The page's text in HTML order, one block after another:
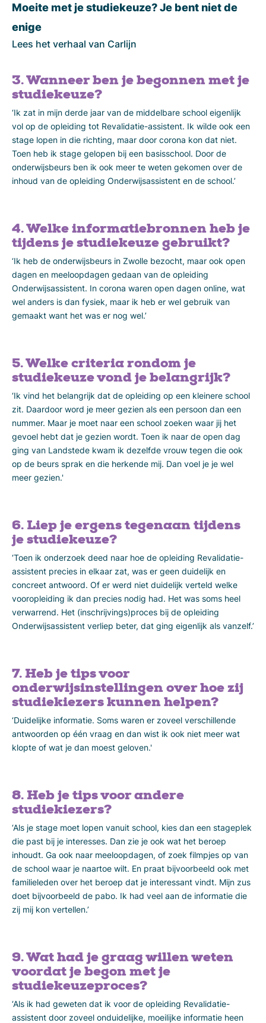
Moeite met je studiekeuze? Je bent niet de
enige
Lees het verhaal van Carlijn
3. Wanneer ben je begonnen met je
studiekeuze?
‘Ik zat in mijn derde jaar van de middelbare school eigenlijk
vol op de opleiding tot Revalidatie-assistent. Ik wilde ook een
stage lopen in die richting, maar door corona kon dat niet.
Toen heb ik stage gelopen bij een basisschool. Door de
onderwijsbeurs ben ik ook meer te weten gekomen over de
inhoud van de opleiding Onderwijsassistent en de school.’
4. Welke informatiebronnen heb je
tijdens je studiekeuze gebruikt?
‘Ik heb de onderwijsbeurs in Zwolle bezocht, maar ook open
dagen en meeloopdagen gedaan van de opleiding
Onderwijsassistent. In corona waren open dagen online, wat
wel anders is dan fysiek, maar ik heb er wel gebruik van
gemaakt want het was er nog wel.’
5. Welke criteria rondom je
studiekeuze vond je belangrijk?
‘Ik vind het belangrijk dat de opleiding op een kleinere school
zit. Daardoor word je meer gezien als een persoon dan een
nummer. Maar je moet naar een school zoeken waar jij het
gevoel hebt dat je gezien wordt. Toen ik naar de open dag
ging van Landstede kwam ik dezelfde vrouw tegen die ook
op de beurs sprak en die herkende mij. Dan voel je je wel
meer gezien.'
6. Liep je ergens tegenaan tijdens
je studiekeuze?
‘Toen ik onderzoek deed naar hoe de opleiding Revalidatie-
assistent precies in elkaar zat, was er geen duidelijk en
concreet antwoord. Of er werd niet duidelijk verteld welke
vooropleiding ik dan precies nodig had. Het was soms heel
verwarrend. Het (inschrijvings)proces bij de opleiding
Onderwijsassistent verliep beter, dat ging eigenlijk als vanzelf.’
7. Heb je tips voor
onderwijsinstellingen over hoe zij
studiekiezers kunnen helpen?
‘Duidelijke informatie. Soms waren er zoveel verschillende
antwoorden op één vraag en dan wist ik ook niet meer wat
klopte of wat je dan moest geloven.'
8. Heb je tips voor andere
studiekiezers?
‘Als je stage moet lopen vanuit school, kies dan een stageplek
die past bij je interesses. Dan zie je ook wat het beroep
inhoudt. Ga ook naar meeloopdagen, of zoek filmpjes op van
de school waar je naartoe wilt. En praat bijvoorbeeld ook met
familieleden over het beroep dat je interessant vindt. Mijn zus
doet bijvoorbeeld de pabo. Ik had veel aan de informatie die
zij mij kon vertellen.’
9. Wat had je graag willen weten
voordat je begon met je
studiekeuzeproces?
‘Als ik had geweten dat ik voor de opleiding Revalidatie-
assistent door zoveel onduidelijke, moeilijke informatie heen